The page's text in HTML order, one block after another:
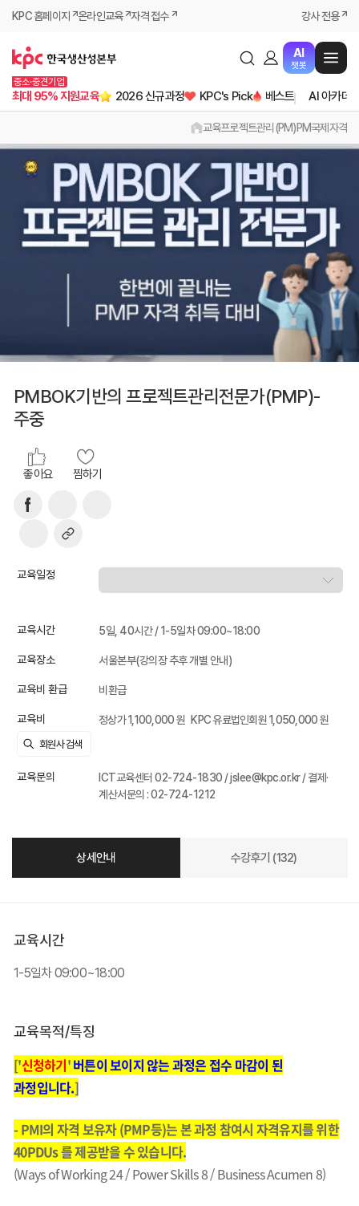
KPC 홈페이지 온라인교육 자격 접수 강사 전용
AI
챗봇
중소·중견기업
최대 95% 지원교육 2026 신규과정 KPC's Pick 베스트 AI 아카데
교육프로젝트관리(PM)PM국제자격
PMBOK기반의 프로젝트관리전문가(PMP)-
주중
좋아요 찜하기
교육일정
교육시간 5일, 40시간 / 1-5일차 09:00~18:00
교육장소 서울본부(강의장 추후 개별 안내)
교육비 환급 비환급
교육비 정상가 1,100,000 원 KPC 유료법인회원 1,050,000 원
교육문의
ICT교육센터 02-724-1830 / jslee@kpc.or.kr / 결제·
계산서문의 : 02-724-1212
상세안내 수강후기 (132)
교육시간
1-5일차 09:00~18:00
교육목적/특징
['신청하기'버튼이 보이지 않는 과정은 접수 마감이 된
과정입니다.]
- PMI의 자격 보유자 (PMP등)는 본 과정 참여시 자격유지를 위한
40PDUs 를 제공받을 수 있습니다.
(Ways of Working 24 / Power Skills 8 / Business Acumen 8)